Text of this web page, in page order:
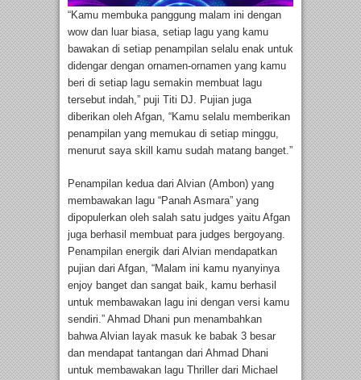
“Kamu membuka panggung malam ini dengan
wow dan luar biasa, setiap lagu yang kamu
bawakan di setiap penampilan selalu enak untuk
didengar dengan ornamen-ornamen yang kamu
beri di setiap lagu semakin membuat lagu
tersebut indah,” puji Titi DJ. Pujian juga
diberikan oleh Afgan, “Kamu selalu memberikan
penampilan yang memukau di setiap minggu,
menurut saya skill kamu sudah matang banget.”
Penampilan kedua dari Alvian (Ambon) yang
membawakan lagu “Panah Asmara” yang
dipopulerkan oleh salah satu judges yaitu Afgan
juga berhasil membuat para judges bergoyang.
Penampilan energik dari Alvian mendapatkan
pujian dari Afgan, “Malam ini kamu nyanyinya
enjoy banget dan sangat baik, kamu berhasil
untuk membawakan lagu ini dengan versi kamu
sendiri.” Ahmad Dhani pun menambahkan
bahwa Alvian layak masuk ke babak 3 besar
dan mendapat tantangan dari Ahmad Dhani
untuk membawakan lagu Thriller dari Michael